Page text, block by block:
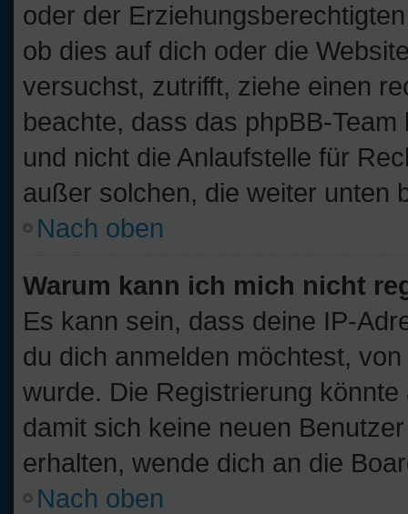
oder der
ob dies auf dich oder die
versuchst, zutrifft, ziehe einen
beachte, dass das phpBB-
und nicht die Anlaufstelle für
außer solchen, die weiter unten
Nach oben
Warum kann ich mich nicht
Es kann sein, dass deine IP-
du dich anmelden möchtest,
wurde. Die Registrierung
damit sich keine neuen
erhalten, wende dich an die
Nach oben